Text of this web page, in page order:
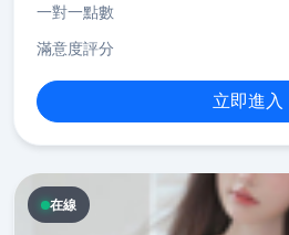
一對一點數
滿意度評分
立即進入
在線